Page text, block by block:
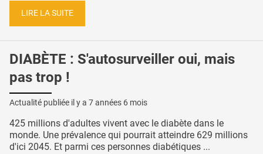
LIRE LA SUITE
DIABÈTE : S'autosurveiller oui, mais
pas trop !
Actualité publiée il y a 7 années 6 mois
425 millions d'adultes vivent avec le diabète dans le
monde. Une prévalence qui pourrait atteindre 629 millions
d'ici 2045. Et parmi ces personnes diabétiques ...